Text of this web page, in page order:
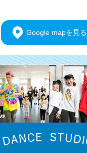
Google mapを見る